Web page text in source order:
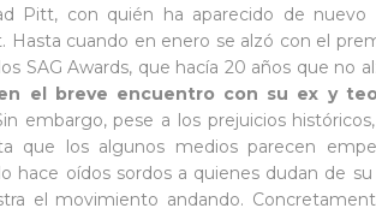
Pitt, con quién ha aparecido de nuevo
Hasta cuando en enero se alzó con el
SAG Awards, que hacía 20 años que no
el breve encuentro con su ex y
embargo, pese a los prejuicios
que los algunos medios parecen
hace oídos sordos a quienes dudan de
el movimiento andando.